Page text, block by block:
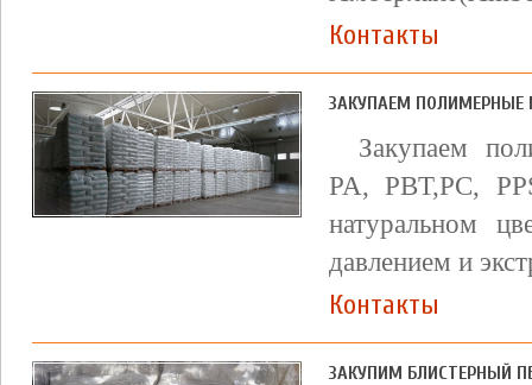
Контакты
ЗАКУПАЕМ ПОЛИМЕРНЫЕ
Закупаем
PA, PBT,РС,
натуральном
давлением и
Контакты
ЗАКУПИМ БЛИСТЕРНЫЙ